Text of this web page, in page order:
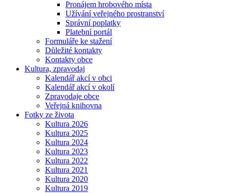
Pronájem hrobového místa
Užívání veřejného prostranství
Správní poplatky
Platební portál
Formuláře ke stažení
Důležité kontakty
Kontakty obce
Kultura, zpravodaj
Kalendář akcí v obci
Kalendář akcí v okolí
Zpravodaje obce
Veřejná knihovna
Fotky ze života
Kultura 2026
Kultura 2025
Kultura 2024
Kultura 2023
Kultura 2022
Kultura 2021
Kultura 2020
Kultura 2019